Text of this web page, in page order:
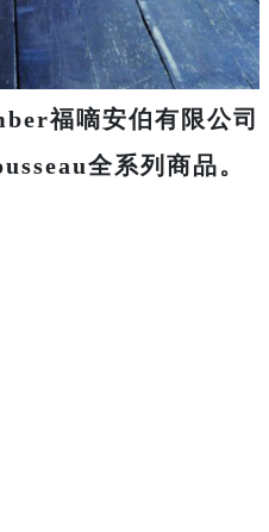
福嘀安伯有限公司
全系列商品。